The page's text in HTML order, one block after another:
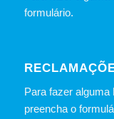
formulário.
Para fazer
preencha o